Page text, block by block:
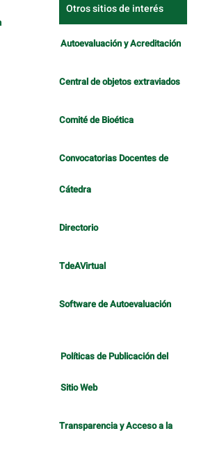
Otros sitios de interés
Autoevaluación y Acreditación
Central de objetos extraviados
Comité de Bioética
Convocatorias Docentes de
Cátedra
Directorio
TdeAVirtual
Software de Autoevaluación
Políticas de Publicación del
Sitio Web
Transparencia y Acceso a la